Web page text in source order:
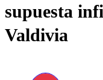
supuesta
Valdivia